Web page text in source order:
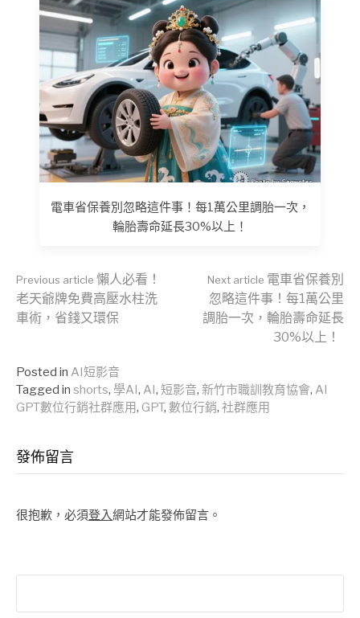
電車省保養別忽略這件事！每1萬公里調胎一次，
輪胎壽命延長30%以上！
Continue
Previous article 懶人必看！
老天爺牌免費高壓水柱洗
車術，省錢又環保
Next article 電車省保養別
忽略這件事！每1萬公里
調胎一次，輪胎壽命延長
30%以上！
Posted in AI短影音
Tagged in shorts, 學AI, AI, 短影音, 新竹市職訓教育協會, AI
GPT數位行銷社群應用, GPT, 數位行銷, 社群應用
發佈留言
很抱歉，必須登入網站才能發佈留言。